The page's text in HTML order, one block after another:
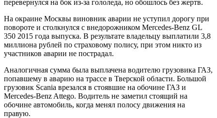
перевернулся на бок из-за гололеда, но обошлось без жертв.
На окраине Москвы виновник аварии не уступил дорогу при
повороте и столкнулся с внедорожником Mercedes-Benz GL
350 2015 года выпуска. В результате владельцу выплатили 3,8
миллиона рублей по страховому полису, при этом никто из
участников аварии не пострадал.
Аналогичная сумма была выплачена водителю грузовика ГАЗ,
попавшему в аварию на трассе в Тверской области. Большой
грузовик Scania врезался в стоявшие на обочине ГАЗ и
Mercedes-Benz Attego. Водитель не заметил стоящий на
обочине автомобиль, когда менял полосу движения на
правую.